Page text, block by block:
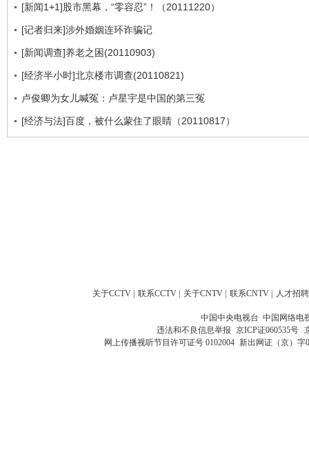
[新闻1+1]股市黑幕，“零容忍”！（20111220）
[记者归来]涉外婚姻连环诈骗记
[新闻调查]养老之困(20110903)
[经济半小时]北京楼市调查(20110821)
卢俊卿为女儿喊冤：卢星宇是中国的第三冤
[经济与法]百度，被什么蒙住了眼睛（20110817）
关于CCTV 联系CCTV 关于CNTV 联系CNTV 人才招聘
中国中央电视台 中国网络电
违法和不良信息举报 京ICP证060535号
网上传播视听节目许可证号 0102004 新出网证（京）